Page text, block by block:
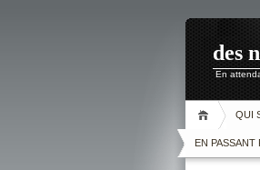
des
En
QUI
EN PASSANT